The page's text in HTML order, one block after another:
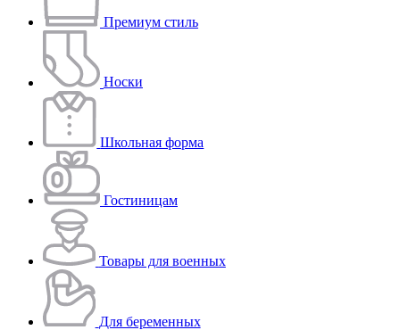
Премиум стиль
Носки
Школьная форма
Гостиницам
Товары для военных
Для беременных